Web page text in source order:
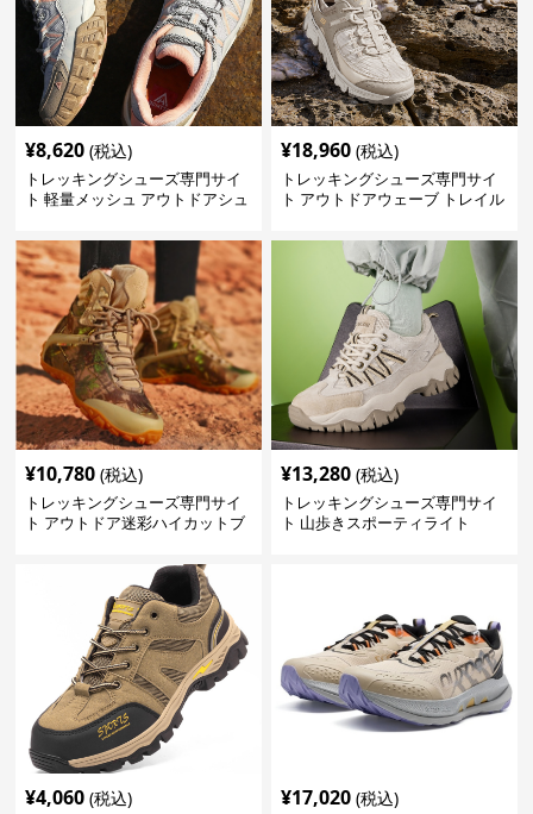
¥8,620 (税込)
トレッキングシューズ専門サイ
ト 軽量メッシュ アウトドアシュ
¥18,960 (税込)
トレッキングシューズ専門サイ
ト アウトドアウェーブ トレイル
¥10,780 (税込)
トレッキングシューズ専門サイ
ト アウトドア迷彩ハイカットブ
¥13,280 (税込)
トレッキングシューズ専門サイ
ト 山歩きスポーティライト
¥4,060 (税込) ¥17,020 (税込)